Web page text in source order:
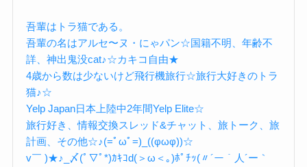
吾輩はトラ猫である。
吾輩の名はアルセ〜ヌ・にゃパン☆国籍不明、年齢不
詳、神出鬼没cat♪☆カキコ自由★
4歳から数は少ないけど飛行機旅行☆旅行大好きのトラ
猫♪☆
Yelp Japan日本上陸中2年間Yelp Elite☆
旅行好き、情報交換スレッド&チャット、旅トーク、旅
計画、その他☆♪(=ﾟωﾟ=)_((φωφ))☆
v￣ )★♪_〆(ﾟ▽ﾟ*)ｶｷｺd(＞ω＜｡)ﾎﾟﾁｯ(〃´ー｀人´ー｀